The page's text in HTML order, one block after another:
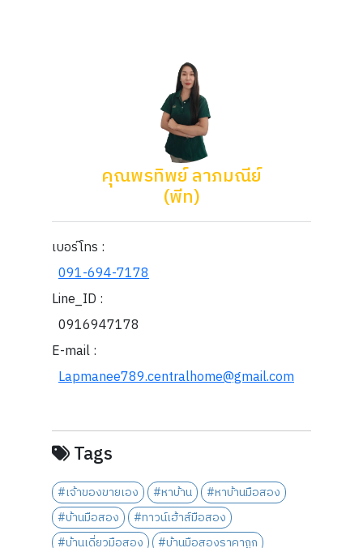
คุณพรทิพย์ ลาภมณีย์
(พีท)
เบอร์โทร :
091-694-7178
Line_ID :
0916947178
E-mail :
Lapmanee789.centralhome@gmail.com
Tags
#เจ้าของขายเอง #หาบ้าน
#หาบ้านมือสอง
#บ้านมือสอง
#ทาวน์เฮ้าส์มือสอง
#บ้านเดี่ยวมือสอง
#บ้านมือสองราคาถูก